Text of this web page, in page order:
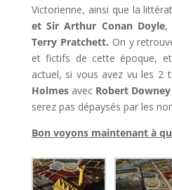
Victorienne, ainsi que la
et Sir Arthur Conan Doyle,
Terry Pratchett. On y
et fictifs de cette époque,
actuel, si vous avez vu les 2
Holmesavec Robert
serez pas dépaysés par les
Bon voyons maintenant à